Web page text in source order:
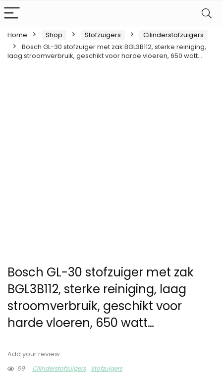
Home Shop Stofzuigers
Cilinderstofzuigers
Bosch GL-30 stofzuiger met zak BGL3B112, sterke reiniging,
laag stroomverbruik, geschikt voor harde vloeren, 650 watt…
Bosch GL-30 stofzuiger met zak
BGL3B112, sterke reiniging, laag
stroomverbruik, geschikt voor
harde vloeren, 650 watt…
Add your review
69
Cilinderstofzuigers Stofzuigers